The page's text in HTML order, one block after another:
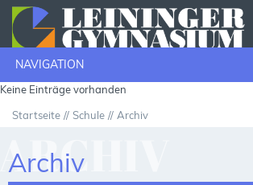
NAVIGATION
Keine Einträge vorhanden
Startseite Schule Archiv
Archiv